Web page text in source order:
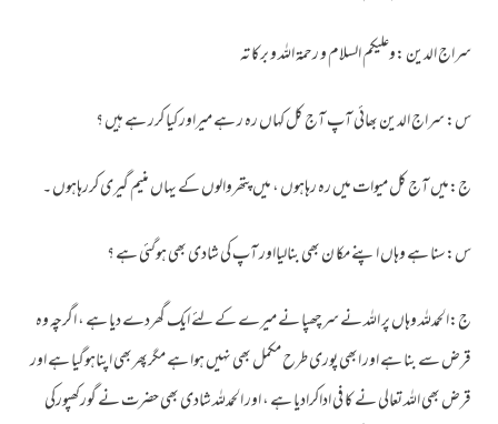
سراج الدین :وعلیکم السلام و رحمۃ اللہ و برکا تہ
س: سراج الدین بھائی آپ آج کل کہاں رہ ر ہے میراور کیا کرر ہے ہیں ؟
ج:میں آج کل میوات میں رہ رہاہوں ، میں پتھروالوں کے یہاں منیم گیری کررہاہوں ۔
س:سنا ہے وہاں اپنے مکا ن بھی بنالیااور آپ کی شادی بھی ہوگئی ہے ؟
ج:الحمدللہ وہاں پر اللہ نے سرچھپا نے میرے کے لئے ایک گھردے دیا ہے ، اگرچہ وہ
قرض سے بنا ہے اور ابھی پوری طرح مکمل بھی نہیں ہوا ہے مگرپھربھی اپناہوگیا ہے اور
قرض بھی اللہ تعالی نے کا فی اداکرادیا ہے ، اور الحمدللہ شادی بھی حضرت نے گورکھپورکی